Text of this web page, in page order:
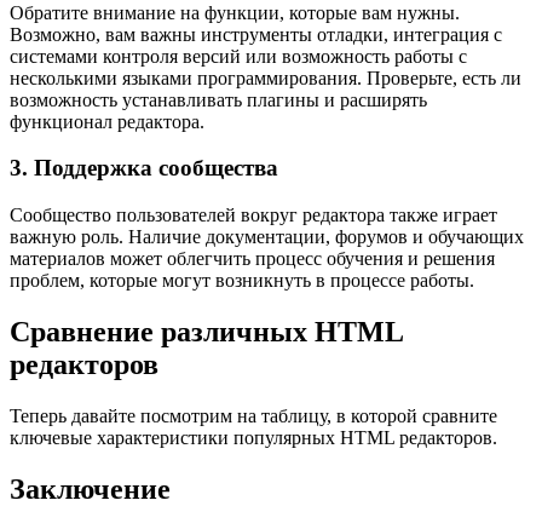
Обратите внимание на функции, которые вам нужны.
Возможно, вам важны инструменты отладки, интеграция с
системами контроля версий или возможность работы с
несколькими языками программирования. Проверьте, есть ли
возможность устанавливать плагины и расширять
функционал редактора.
3. Поддержка сообщества
Сообщество пользователей вокруг редактора также играет
важную роль. Наличие документации, форумов и обучающих
материалов может облегчить процесс обучения и решения
проблем, которые могут возникнуть в процессе работы.
Сравнение различных HTML
редакторов
Теперь давайте посмотрим на таблицу, в которой сравните
ключевые характеристики популярных HTML редакторов.
Заключение